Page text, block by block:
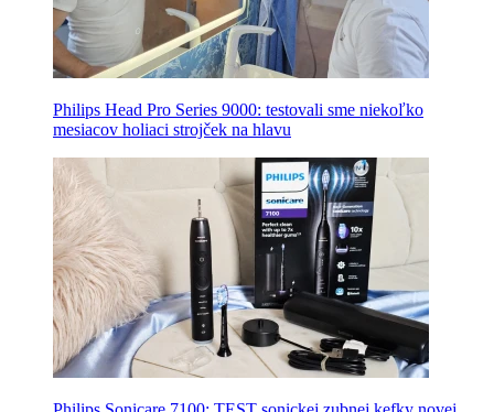
Philips Head Pro Series 9000: testovali sme niekoľko
mesiacov holiaci strojček na hlavu